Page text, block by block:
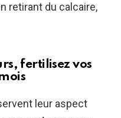
retirant du calcaire,
fertilisez vos
leur aspect